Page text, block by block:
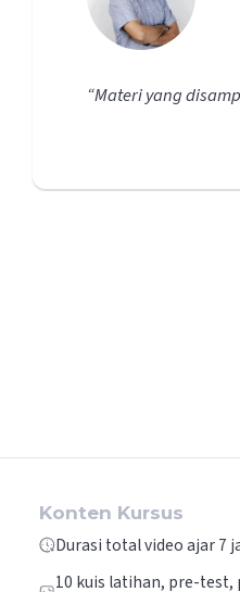
“Materi yang
Konten Kursus
Durasi total video ajar 7
10 kuis latihan, pre-